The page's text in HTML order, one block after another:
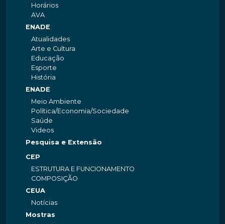
Horários
AVA
ENADE
Atualidades
Arte e Cultura
Educação
Esporte
História
ENADE
Meio Ambiente
Política/Economia/Sociedade
Saúde
Videos
Pesquisa e Extensão
CEP
ESTRUTURA E FUNCIONAMENTO
COMPOSIÇÃO
CEUA
Notícias
Mostras